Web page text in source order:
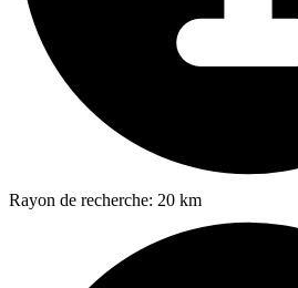
Rayon de recherche: 20 km